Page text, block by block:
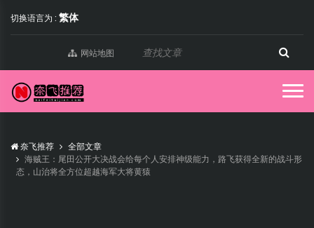
切换语言为 : 繁体
网站地图
奈飞推荐
全部文章
海贼王：尾田公开大决战会给每个人安排神级能力，路飞获得全新的战斗形
态，山治将全方位超越海军大将黄猿